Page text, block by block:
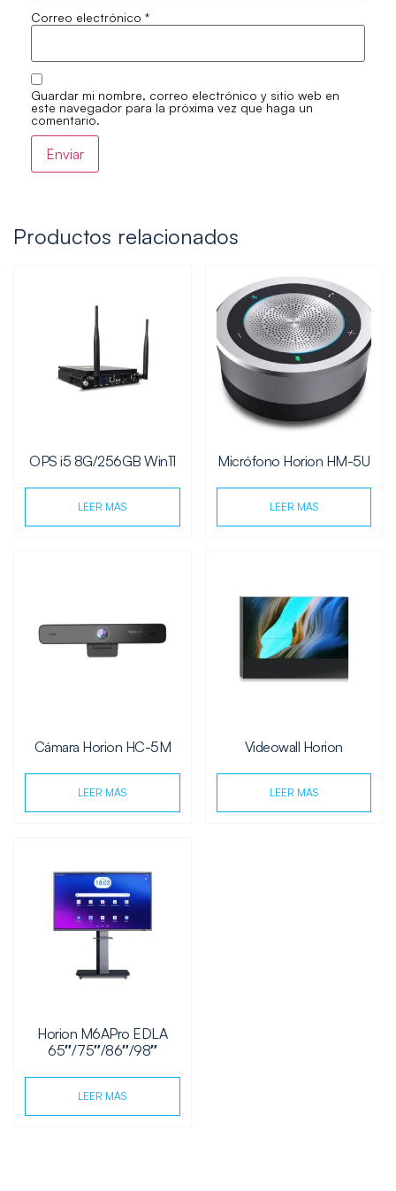
Correo electrónico *
Guardar mi nombre, correo electrónico y sitio web en
este navegador para la próxima vez que haga un
comentario.
Productos relacionados
OPS i5 8G/256GB Win11
LEER MÁS
Micrófono Horion HM-5U
LEER MÁS
Cámara Horion HC-5M
LEER MÁS
Videowall Horion
LEER MÁS
Horion M6APro EDLA
65″/75″/86″/98″
LEER MÁS